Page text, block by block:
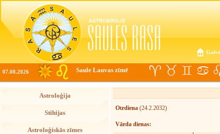
07.08.2026 Saule Lauvas zīmē
Astroloģija
Stihijas
Astroloģiskās zīmes
Otrdiena (24.2.2032)
Vārda dienas: